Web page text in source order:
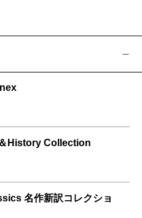
History Collection
名作新訳コレクショ